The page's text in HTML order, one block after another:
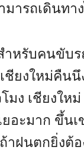
มารถเดินท
ำหรับคนขับ
ชียงใหม่คืน
มง เชียงใ
อะมาก ขึ้น
าฝนตกยิ่งต้